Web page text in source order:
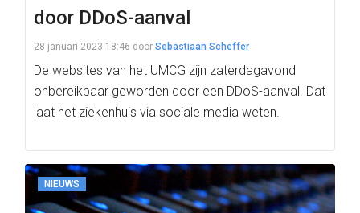
door DDoS-aanval
28 januari 2023 18:46 door Sebastiaan Scheffer
De websites van het UMCG zijn zaterdagavond
onbereikbaar geworden door een DDoS-aanval. Dat
laat het ziekenhuis via sociale media weten.
NIEUWS